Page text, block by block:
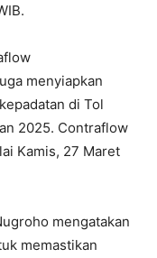
menyiapkan
di Tol
2025. Contraflow
Kamis, 27 Maret
mengatakan
memastikan